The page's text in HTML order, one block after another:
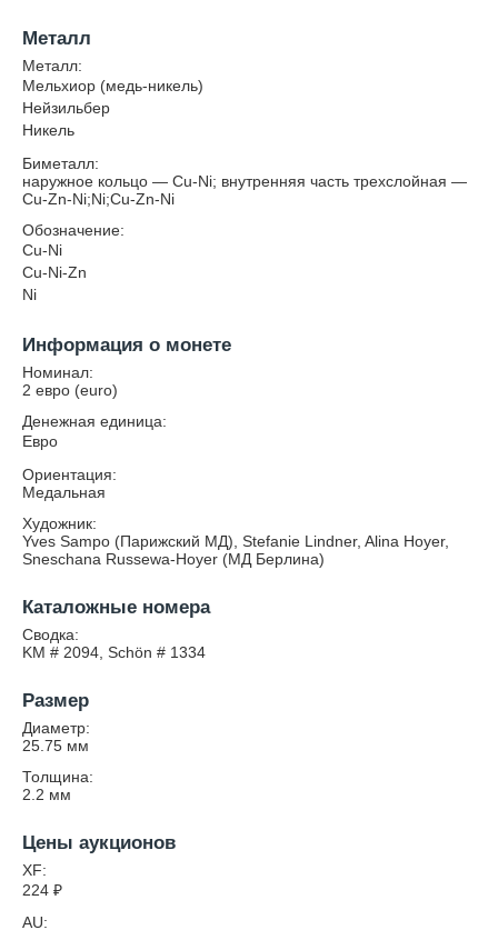
Металл
Металл:
Мельхиор (медь-никель)
Нейзильбер
Никель
Биметалл:
наружное кольцо — Cu-Ni; внутренняя часть трехслойная —
Cu-Zn-Ni;Ni;Cu-Zn-Ni
Обозначение:
Cu-Ni
Cu-Ni-Zn
Ni
Информация о монете
Номинал:
2 евро (euro)
Денежная единица:
Евро
Ориентация:
Медальная
Художник:
Yves Sampo (Парижский МД), Stefanie Lindner, Alina Hoyer,
Sneschana Russewa-Hoyer (МД Берлина)
Каталожные номера
Сводка:
KM # 2094, Schön # 1334
Размер
Диаметр:
25.75 мм
Толщина:
2.2 мм
Цены аукционов
XF:
224 ₽
AU: